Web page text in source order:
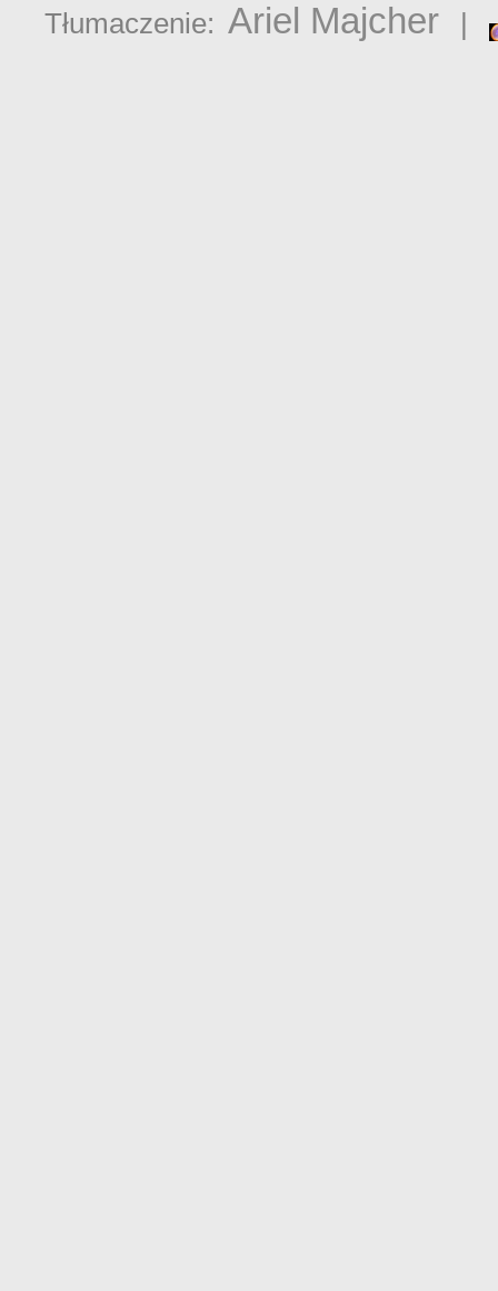
Tłumaczenie: Ariel Majcher |